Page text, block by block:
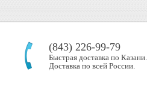
(843) 226-99-79
Быстрая доставка по Казани.
Доставка по всей России.